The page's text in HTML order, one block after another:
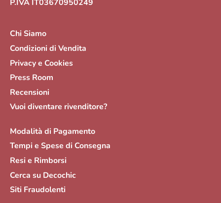
P.IVA IT03670950249
Chi Siamo
Condizioni di Vendita
Privacy e Cookies
Press Room
Recensioni
Vuoi diventare rivenditore?
Modalità di Pagamento
Tempi e Spese di Consegna
Resi e Rimborsi
Cerca su Decochic
Siti Fraudolenti